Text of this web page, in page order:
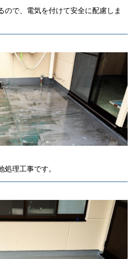
ので、電気を付けて安全に配慮しま
処理工事です。